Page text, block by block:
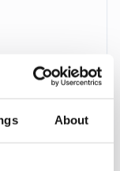
About